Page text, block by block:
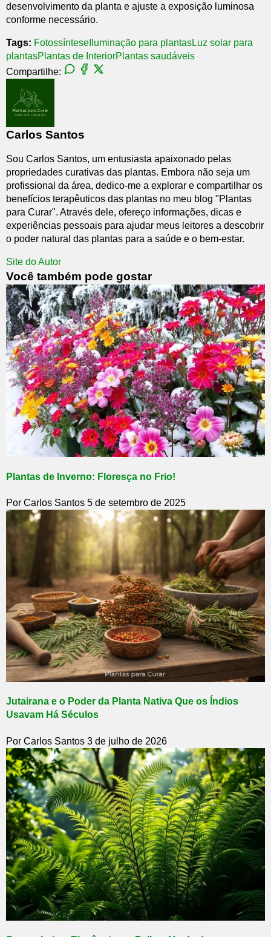
desenvolvimento da planta e ajuste a exposição luminosa
conforme necessário.
Tags: Fotossíntese Iluminação para plantasLuz solar para
plantasPlantas de InteriorPlantas saudáveis
Compartilhe:
Carlos Santos
Sou Carlos Santos, um entusiasta apaixonado pelas
propriedades curativas das plantas. Embora não seja um
profissional da área, dedico-me a explorar e compartilhar os
benefícios terapêuticos das plantas no meu blog "Plantas
para Curar". Através dele, ofereço informações, dicas e
experiências pessoais para ajudar meus leitores a descobrir
o poder natural das plantas para a saúde e o bem-estar.
Site do Autor
Você também pode gostar
Plantas de Inverno: Floresça no Frio!
Por Carlos Santos 5 de setembro de 2025
Jutairana e o Poder da Planta Nativa Que os Índios
Usavam Há Séculos
Por Carlos Santos 3 de julho de 2026